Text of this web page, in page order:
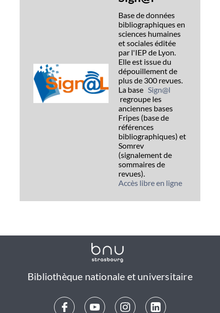
Base de données
bibliographiques en
sciences humaines
et sociales éditée
par l'IEP de Lyon.
Elle est issue du
dépouillement de
plus de 300 revues.
La base Sign@l
regroupe les
anciennes bases
Fripes (base de
références
bibliographiques) et
Somrev
(signalement de
sommaires de
revues).
Accès libre en ligne
Bibliothèque nationale et universitaire